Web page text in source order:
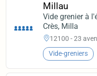
Millau
Vide grenier à
Crès, Milla
12100 - 23
Vide-greniers